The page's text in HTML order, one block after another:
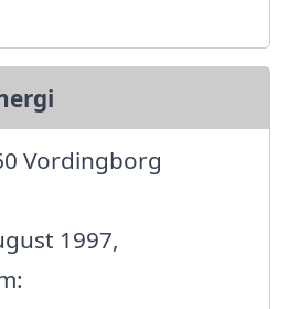
Vordingborg
1997,